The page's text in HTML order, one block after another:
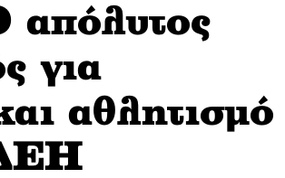
για
αθλητισμό
ΔΕΗ